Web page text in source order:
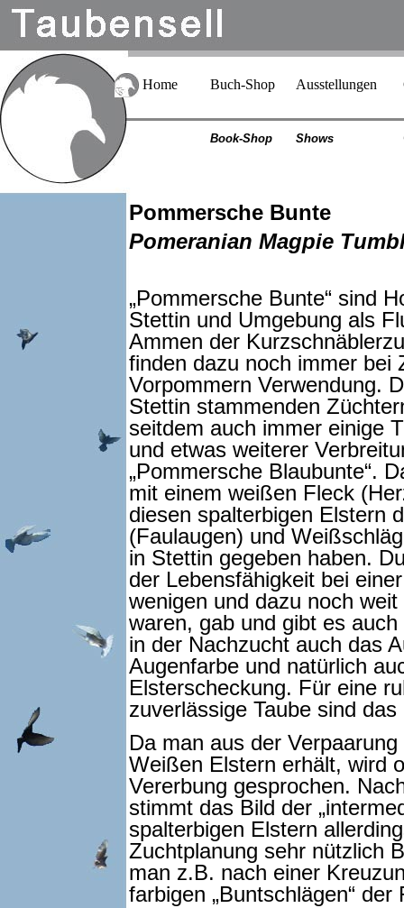
Home Buch-Shop Ausstellungen
Book-Shop Shows
Pommersche Bunte
Pomeranian Magpie
„Pommersche Bunte“ sind
Stettin und Umgebung als
Ammen der
finden dazu noch immer bei
Vorpommern Verwendung.
Stettin stammenden
seitdem auch immer einige
und etwas weiterer
„Pommersche Blaubunte“.
mit einem weißen Fleck
diesen spalterbigen Elstern
(Faulaugen) und
in Stettin gegeben haben.
der Lebensfähigkeit bei
wenigen und dazu noch
waren, gab und gibt es
in der Nachzucht auch das
Augenfarbe und natürlich
Elsterscheckung. Für eine
zuverlässige Taube sind
Da man aus der
Weißen Elstern erhält, wird
Vererbung gesprochen.
stimmt das Bild der
spalterbigen Elstern
Zuchtplanung sehr nützlich
man z.B. nach einer
farbigen „Buntschlägen“ der